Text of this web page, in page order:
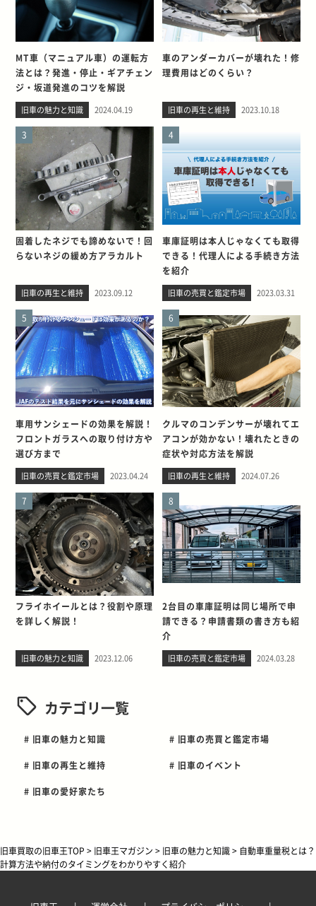
MT車（マニュアル車）の運転方
法とは？発進・停止・ギアチェン
ジ・坂道発進のコツを解説
旧車の魅力と知識 2024.04.19
車のアンダーカバーが壊れた！修
理費用はどのくらい？
旧車の再生と維持 2023.10.18
3
固着したネジでも諦めないで！回
らないネジの緩め方アラカルト
旧車の再生と維持 2023.09.12
4
車庫証明は本人じゃなくても取得
できる！代理人による手続き方法
を紹介
旧車の売買と鑑定市場 2023.03.31
5
車用サンシェードの効果を解説！
フロントガラスへの取り付け方や
選び方まで
旧車の売買と鑑定市場 2023.04.24
6
クルマのコンデンサーが壊れてエ
アコンが効かない！壊れたときの
症状や対応方法を解説
旧車の再生と維持 2024.07.26
7
フライホイールとは？役割や原理
を詳しく解説！
旧車の魅力と知識 2023.12.06
8
2台目の車庫証明は同じ場所で申
請できる？申請書類の書き方も紹
介
旧車の売買と鑑定市場 2024.03.28
カテゴリ一覧
# 旧車の魅力と知識 # 旧車の売買と鑑定市場
# 旧車の再生と維持 # 旧車のイベント
# 旧車の愛好家たち
旧車買取の旧車王TOP > 旧車王マガジン > 旧車の魅力と知識> 自動車重量税とは？
計算方法や納付のタイミングをわかりやすく紹介